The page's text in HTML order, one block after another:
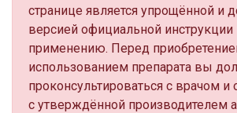
странице является упрощённой и
версией официальной инструкции
применению. Перед
использованием препарата вы
проконсультироваться с врачом и
с утверждённой производителем